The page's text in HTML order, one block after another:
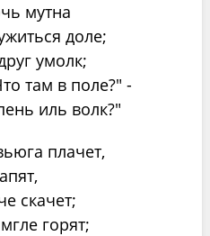
мутна
доле;
умолк;
там в поле?" -
иль волк?"
плачет,
скачет;
горят;